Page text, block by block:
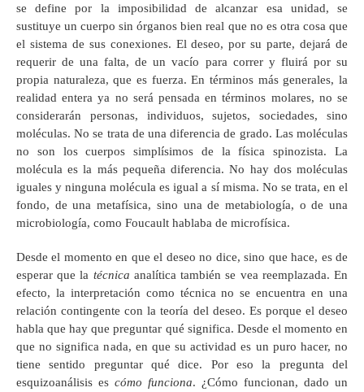
se define por la imposibilidad de alcanzar esa unidad, se
sustituye un cuerpo sin órganos bien real que no es otra cosa que
el sistema de sus conexiones. El deseo, por su parte, dejará de
requerir de una falta, de un vacío para correr y fluirá por su
propia naturaleza, que es fuerza. En términos más generales, la
realidad entera ya no será pensada en términos molares, no se
considerarán personas, individuos, sujetos, sociedades, sino
moléculas. No se trata de una diferencia de grado. Las moléculas
no son los cuerpos simplísimos de la física spinozista. La
molécula es la más pequeña diferencia. No hay dos moléculas
iguales y ninguna molécula es igual a sí misma. No se trata, en el
fondo, de una metafísica, sino una de metabiología, o de una
microbiología, como Foucault hablaba de microfísica.
Desde el momento en que el deseo no dice, sino que hace, es de
esperar que la técnica analítica también se vea reemplazada. En
efecto, la interpretación como técnica no se encuentra en una
relación contingente con la teoría del deseo. Es porque el deseo
habla que hay que preguntar qué significa. Desde el momento en
que no significa nada, en que su actividad es un puro hacer, no
tiene sentido preguntar qué dice. Por eso la pregunta del
esquizoanálisis es cómo funciona. ¿Cómo funcionan, dado un